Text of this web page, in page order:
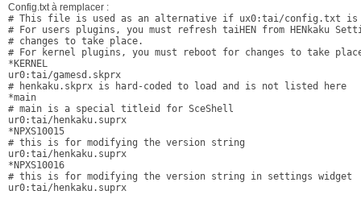
Config.txt à remplacer :
# This file is used as an alternative if ux0:tai/config.txt is
# For users plugins, you must refresh taiHEN from HENkaku
# changes to take place.
# For kernel plugins, you must reboot for changes to take
*KERNEL
ur0:tai/gamesd.skprx
# henkaku.skprx is hard-coded to load and is not listed here
*main
# main is a special titleid for SceShell
ur0:tai/henkaku.suprx
*NPXS10015
# this is for modifying the version string
ur0:tai/henkaku.suprx
*NPXS10016
# this is for modifying the version string in settings widget